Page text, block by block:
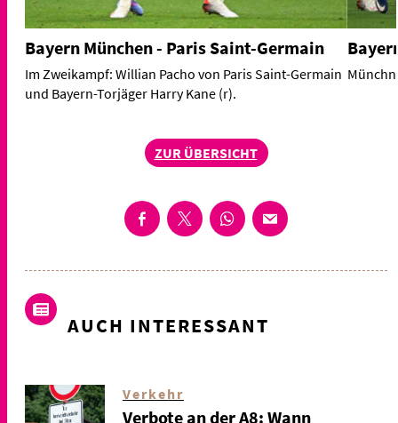
Bayern München - Paris Saint-Germain
Im Zweikampf: Willian Pacho von Paris Saint-Germain
und Bayern-Torjäger Harry Kane (r).
ZUR ÜBERSICHT
AUCH INTERESSANT
Verkehr
Verbote an der A8: Wann